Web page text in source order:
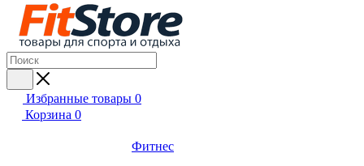
Избранные товары 0
Корзина 0
Фитнес